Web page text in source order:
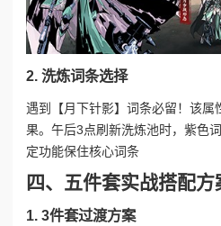
2. 洗炼词条选择
遇到【月下针影】词条必留！该属
果。午后3点刷新洗炼池时，紫色
定功能保住核心词条
四、五件套实战搭配方
1. 3件套过渡方案